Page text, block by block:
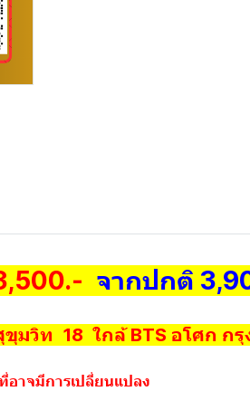
จากปกติ
มวิท 18 ใกล้ BTS อโศก กรุ
าจมีการเปลี่ยนแปลง